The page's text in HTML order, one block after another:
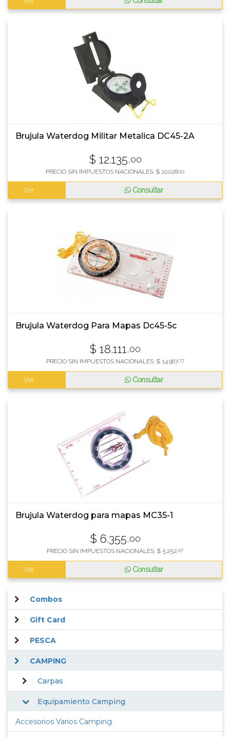
Brujula Waterdog Militar Metalica DC45-2A
$ 12.135,00
PRECIO SIN IMPUESTOS NACIONALES: $ 10.028,93
Ver Consultar
Brujula Waterdog Para Mapas Dc45-5c
$ 18.111 ,00
PRECIO SIN IMPUESTOS NACIONALES: $ 14.967,77
Ver Consultar
Brujula Waterdog para mapas MC35-1
$ 6.355,00
PRECIO SIN IMPUESTOS NACIONALES: $ 5.252 ,07
Ver Consultar
Combos
Gift Card
PESCA
CAMPING
Carpas
Equipamiento Camping
Accesorios Varios Camping